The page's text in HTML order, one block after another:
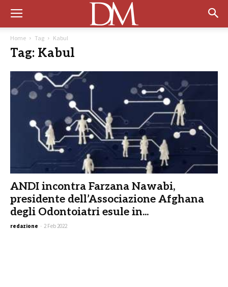
Home Tag Kabul
Tag: Kabul
ANDI incontra Farzana Nawabi,
presidente dell’Associazione Afghana
degli Odontoiatri esule in...
redazione - 2 Feb 2022